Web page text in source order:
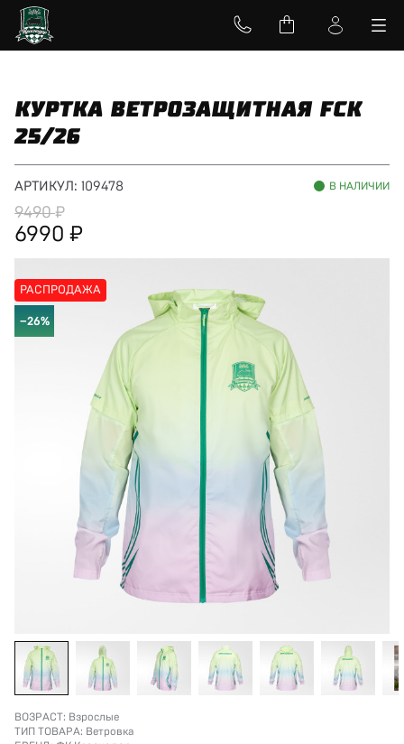
КУРТКА ВЕТРОЗАЩИТНАЯ FCK
25/26
АРТИКУЛ: 109478 В НАЛИЧИИ
9490
6990
РАСПРОДАЖА
−26%
ВОЗРАСТ: Взрослые
ТИП ТОВАРА: Ветровка